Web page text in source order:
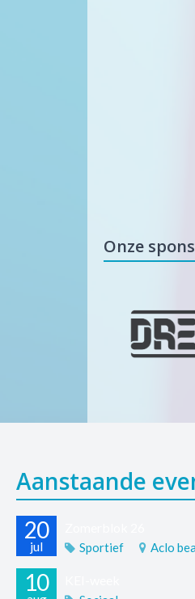
Onze
Aanstaande
20
jul Sportief Aclo
10